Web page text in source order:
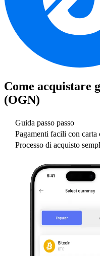
Come acquistare
(OGN)
Guida passo passo
Pagamenti facili con carta
Processo di acquisto